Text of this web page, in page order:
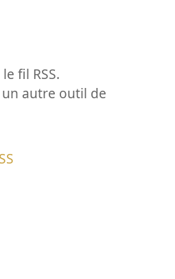
fil RSS.
autre outil de